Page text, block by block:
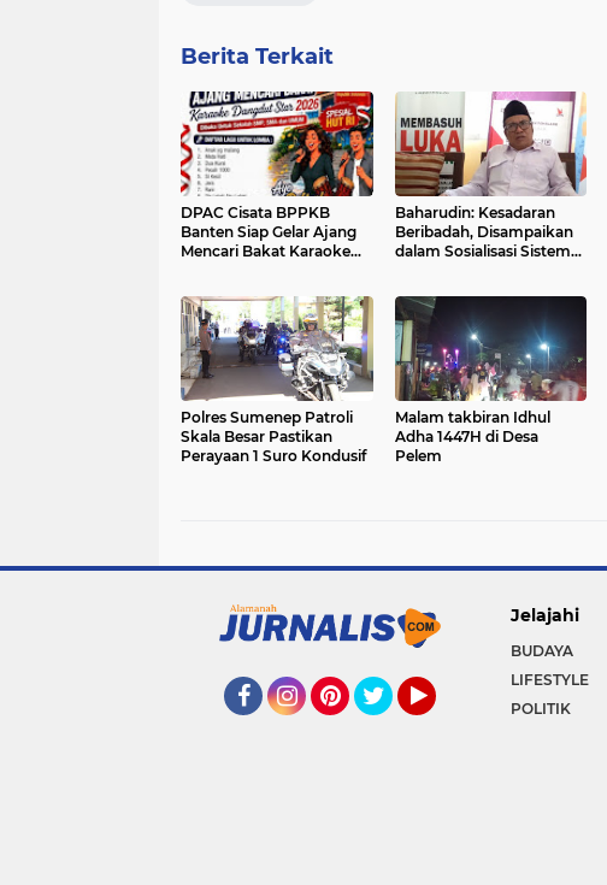
Berita Terkait
DPAC Cisata BPPKB
Banten Siap Gelar Ajang
Mencari Bakat Karaoke
Kemerdekaan RI
Baharudin: Kesadaran
Beribadah, Disampaikan
dalam Sosialisasi Sistem
Polres Sumenep Patroli
Skala Besar Pastikan
Perayaan 1 Suro Kondusif
Malam takbiran Idhul
Adha 1447H di Desa
Pelem
Jelajahi
BUDAYA
LIFESTYLE
POLITIK